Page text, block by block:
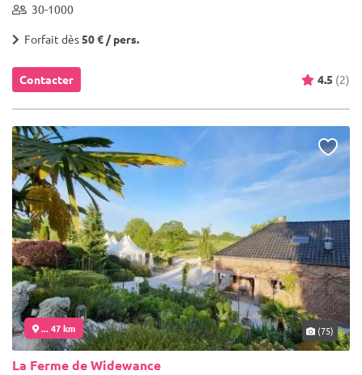
30-1000
Forfait dès50 € / pers.
Contacter 4.5 (2)
... 47 km (75)
La Ferme de Widewance